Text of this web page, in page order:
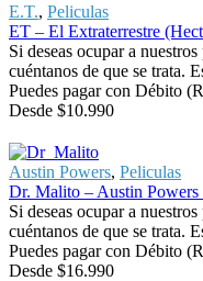
E.T., Peliculas
ET – El Extraterrestre
Si deseas ocupar a
cuéntanos de que se trata.
Puedes pagar con Débito
Desde $10.990
Austin Powers, Peliculas
Dr. Malito – Austin
Si deseas ocupar a
cuéntanos de que se trata.
Puedes pagar con Débito
Desde $16.990